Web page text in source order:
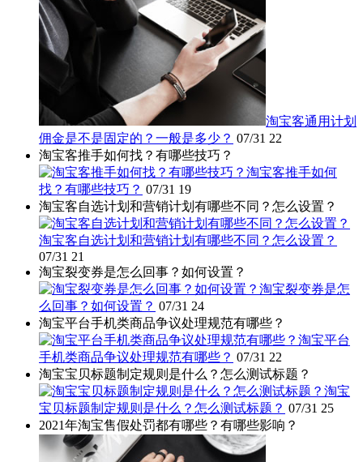
淘宝客通用计划
佣金是不是固定的？一般是多少？ 07/31 22
淘宝客推手如何找？有哪些技巧？
淘宝客推手如何
找？有哪些技巧？ 07/31 19
淘宝客自选计划和营销计划有哪些不同？怎么设置？
淘宝客自选计划和营销计划有哪些不同？怎么设置？
07/31 21
淘宝裂变券是怎么回事？如何设置？
淘宝裂变券是怎
么回事？如何设置？ 07/31 24
淘宝平台手机类商品争议处理规范有哪些？
淘宝平台
手机类商品争议处理规范有哪些？ 07/31 22
淘宝宝贝标题制定规则是什么？怎么测试标题？
淘宝
宝贝标题制定规则是什么？怎么测试标题？ 07/31 25
2021年淘宝售假处罚都有哪些？有哪些影响？